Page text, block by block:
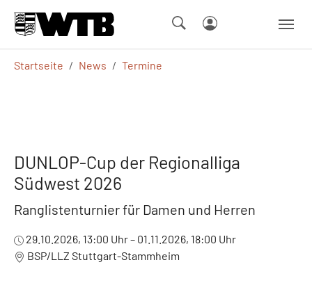
Startseite News Termine
DUNLOP-Cup der Regionalliga
Südwest 2026
Ranglistenturnier für Damen und Herren
29.10.2026, 13:00 Uhr – 01.11.2026, 18:00 Uhr
BSP/LLZ Stuttgart-Stammheim